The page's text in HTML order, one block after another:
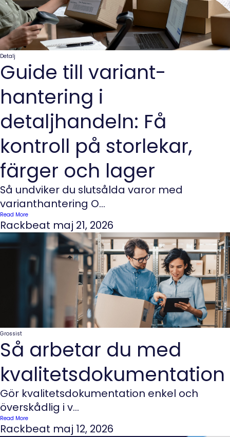
Detalj
Guide till variant­
hantering i
detaljhandeln: Få
kontroll på storlekar,
färger och lager
Så undviker du slutsålda varor med
varianthantering O...
Read More
Rackbeat maj 21, 2026
Grossist
Så arbetar du med
kvalitetsdokumentation
Gör kvalitetsdokumentation enkel och
överskådlig i v...
Read More
Rackbeat maj 12, 2026